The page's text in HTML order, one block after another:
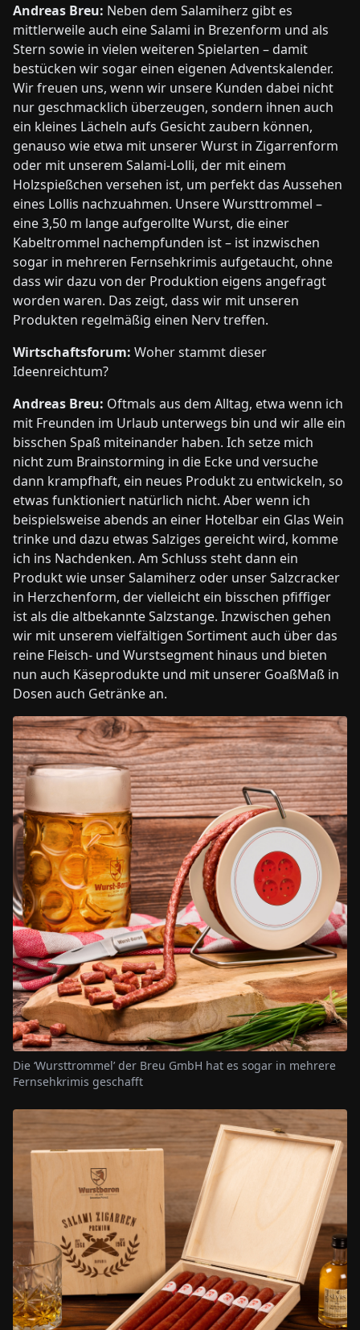
Andreas Breu: Neben dem Salamiherz gibt es
mittlerweile auch eine Salami in Brezenform und als
Stern sowie in vielen weiteren Spielarten – damit
bestücken wir sogar einen eigenen Adventskalender.
Wir freuen uns, wenn wir unsere Kunden dabei nicht
nur geschmacklich überzeugen, sondern ihnen auch
ein kleines Lächeln aufs Gesicht zaubern können,
genauso wie etwa mit unserer Wurst in Zigarrenform
oder mit unserem Salami-Lolli, der mit einem
Holzspießchen versehen ist, um perfekt das Aussehen
eines Lollis nachzuahmen. Unsere Wursttrommel –
eine 3,50 m lange aufgerollte Wurst, die einer
Kabeltrommel nachempfunden ist – ist inzwischen
sogar in mehreren Fernsehkrimis aufgetaucht, ohne
dass wir dazu von der Produktion eigens angefragt
worden waren. Das zeigt, dass wir mit unseren
Produkten regelmäßig einen Nerv treffen.
Wirtschaftsforum: Woher stammt dieser
Ideenreichtum?
Andreas Breu: Oftmals aus dem Alltag, etwa wenn ich
mit Freunden im Urlaub unterwegs bin und wir alle ein
bisschen Spaß miteinander haben. Ich setze mich
nicht zum Brainstorming in die Ecke und versuche
dann krampfhaft, ein neues Produkt zu entwickeln, so
etwas funktioniert natürlich nicht. Aber wenn ich
beispielsweise abends an einer Hotelbar ein Glas Wein
trinke und dazu etwas Salziges gereicht wird, komme
ich ins Nachdenken. Am Schluss steht dann ein
Produkt wie unser Salamiherz oder unser Salzcracker
in Herzchenform, der vielleicht ein bisschen pfiffiger
ist als die altbekannte Salzstange. Inzwischen gehen
wir mit unserem vielfältigen Sortiment auch über das
reine Fleisch- und Wurstsegment hinaus und bieten
nun auch Käseprodukte und mit unserer GoaßMaß in
Dosen auch Getränke an.
Die ‘Wursttrommel’ der Breu GmbH hat es sogar in mehrere
Fernsehkrimis geschafft